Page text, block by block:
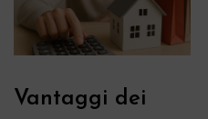
Vantaggi dei